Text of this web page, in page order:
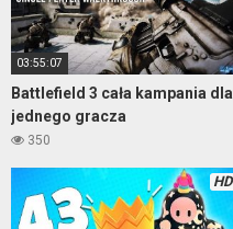
03:55:07
Battlefield 3 cała kampania dla
jednego gracza
350
HD